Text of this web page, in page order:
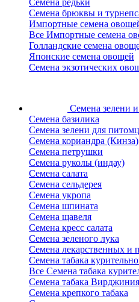
Семена редьки
Семена брюквы и
Импортные семена
Все Импортные семена
Голландские семена
Японские семена овощей
Семена экзотических
Семена зелени
Семена базилика
Семена зелени для
Семена кориандра (Кинза)
Семена петрушки
Семена руколы (индау)
Семена салата
Семена сельдерея
Семена укропа
Семена шпината
Семена щавеля
Семена кресс салата
Семена зеленого лука
Семена лекарственных и
Семена табака
Все Семена табака
Семена табака Вирджиния
Семена крепкого табака